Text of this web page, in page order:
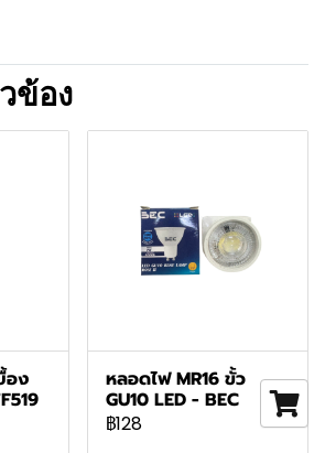
ข้อง
อง หลอดไฟ MR16 ขั้ว
GU10 LED - BEC
฿128